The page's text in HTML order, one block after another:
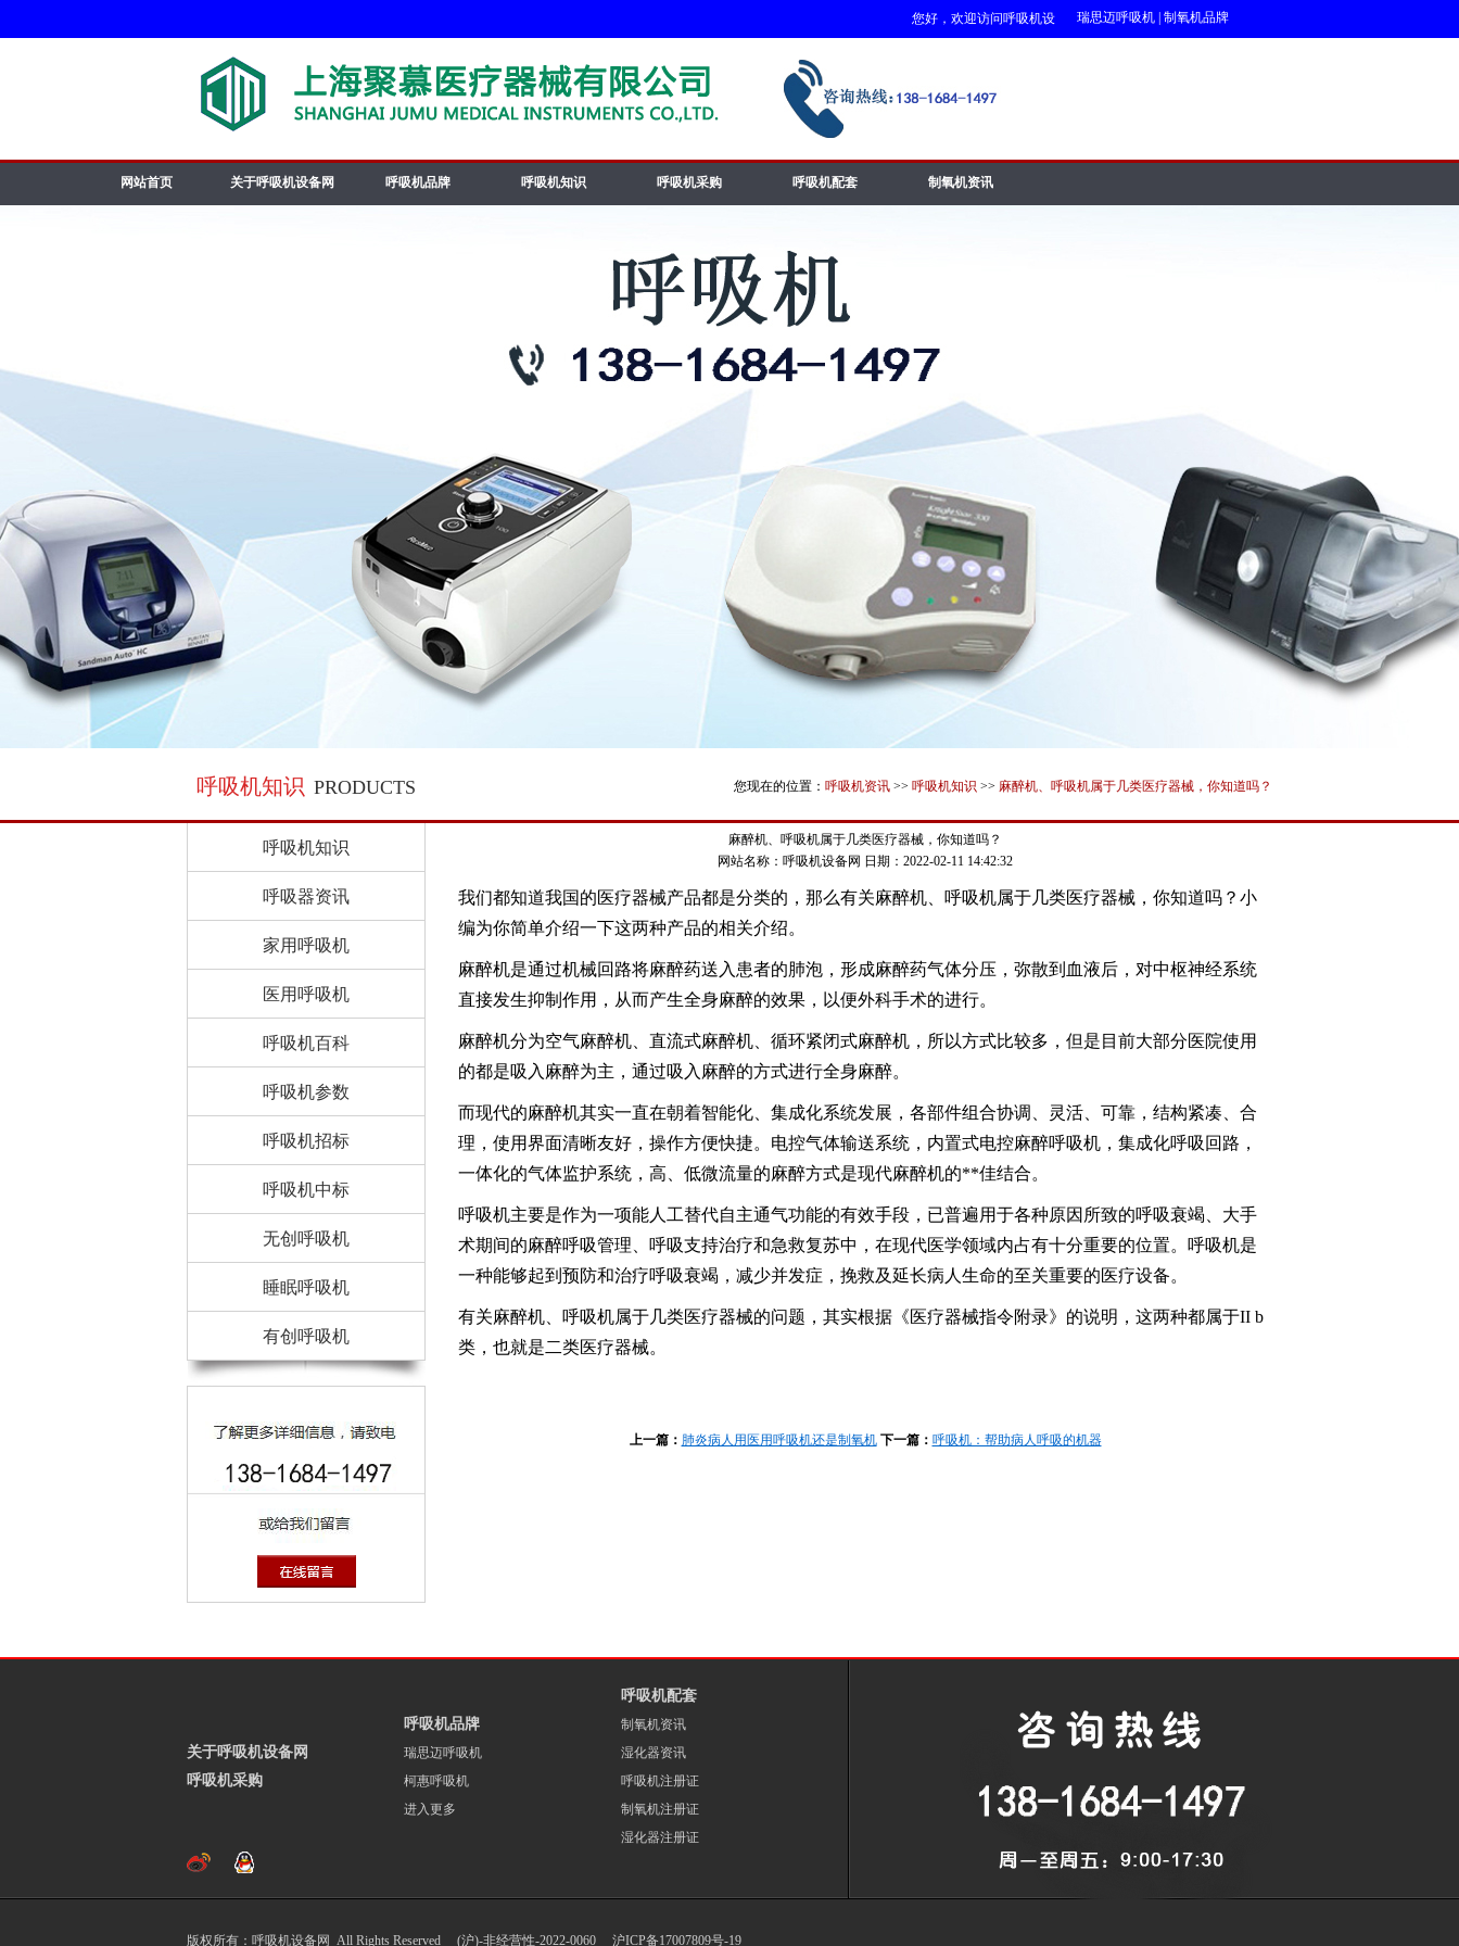
您好，欢迎访问呼吸机设备网!!!瑞思迈呼吸机 制氧机品牌
网站首页 关于呼吸机设备网 呼吸机品牌 呼吸机知识 呼吸机采购 呼吸机配套 制氧机资讯
1 2 3
呼吸机知识 PRODUCTS 您现在的位置： 呼吸机资讯 >> 呼吸机知识 >> 麻醉机、呼吸机属于几类医疗器械，你知道吗？
呼吸机知识
呼吸器资讯
家用呼吸机
医用呼吸机
呼吸机百科
呼吸机参数
呼吸机招标
呼吸机中标
无创呼吸机
睡眠呼吸机
有创呼吸机
麻醉机、呼吸机属于几类医疗器械，你知道吗？
网站名称：呼吸机设备网 日期：2022-02-11 14:42:32
我们都知道我国的医疗器械产品都是分类的，那么有关麻醉机、呼吸机属于几类医疗器械，你知道吗？小
编为你简单介绍一下这两种产品的相关介绍。
麻醉机是通过机械回路将麻醉药送入患者的肺泡，形成麻醉药气体分压，弥散到血液后，对中枢神经系统
直接发生抑制作用，从而产生全身麻醉的效果，以便外科手术的进行。
麻醉机分为空气麻醉机、直流式麻醉机、循环紧闭式麻醉机，所以方式比较多，但是目前大部分医院使用
的都是吸入麻醉为主，通过吸入麻醉的方式进行全身麻醉。
而现代的麻醉机其实一直在朝着智能化、集成化系统发展，各部件组合协调、灵活、可靠，结构紧凑、合
理，使用界面清晰友好，操作方便快捷。电控气体输送系统，内置式电控麻醉呼吸机，集成化呼吸回路，
一体化的气体监护系统，高、低微流量的麻醉方式是现代麻醉机的**佳结合。
呼吸机主要是作为一项能人工替代自主通气功能的有效手段，已普遍用于各种原因所致的呼吸衰竭、大手
术期间的麻醉呼吸管理、呼吸支持治疗和急救复苏中，在现代医学领域内占有十分重要的位置。呼吸机是
一种能够起到预防和治疗呼吸衰竭，减少并发症，挽救及延长病人生命的至关重要的医疗设备。
有关麻醉机、呼吸机属于几类医疗器械的问题，其实根据《医疗器械指令附录》的说明，这两种都属于II b
类，也就是二类医疗器械。
上一篇： 肺炎病人用医用呼吸机还是制氧机 下一篇： 呼吸机：帮助病人呼吸的机器
关于呼吸机设备网
呼吸机采购
呼吸机品牌
瑞思迈呼吸机
柯惠呼吸机
进入更多
呼吸机配套
制氧机资讯
湿化器资讯
呼吸机注册证
制氧机注册证
湿化器注册证
版权所有：呼吸机设备网 All Rights Reserved (沪)-非经营性-2022-0060 沪ICP备17007809号-19